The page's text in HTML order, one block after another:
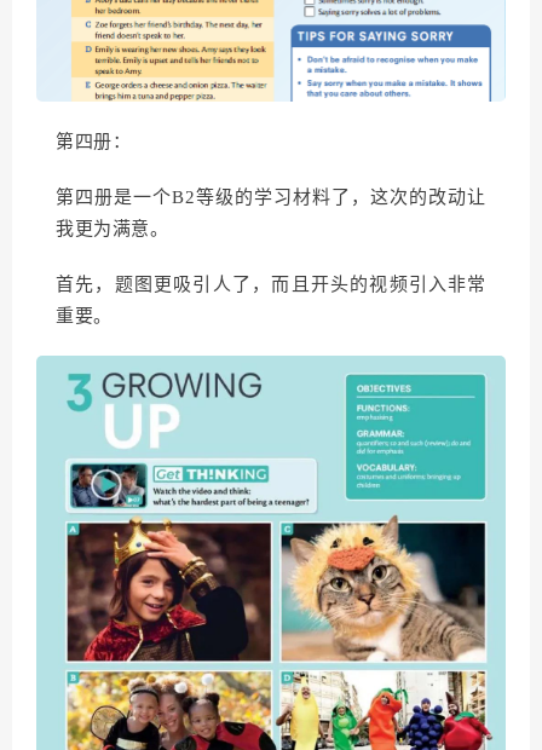
第四册：
第四册是一个B2等级的学习材料了，这次的改动让
我更为满意。
首先，题图更吸引人了，而且开头的视频引入非常
重要。